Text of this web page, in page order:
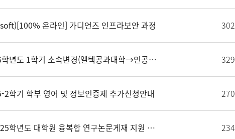
온라인] 가디언즈 인프라보안 과정 302
[학부] 2026학년도 1학기 소속변경(엘텍공과대학→인공지능대학) 시행 안내 329
학기 학부 영어 및 정보인증제 추가신청안내 270
[대학원] 2025학년도 대학원 융복합 연구논문게재 지원 사업 신청 안내 234